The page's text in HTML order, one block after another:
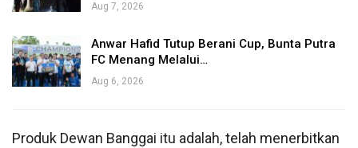
Aug 7, 2026
Anwar Hafid Tutup Berani Cup, Bunta Putra
FC Menang Melalui…
Aug 6, 2026
Produk Dewan Banggai itu adalah, telah menerbitkan